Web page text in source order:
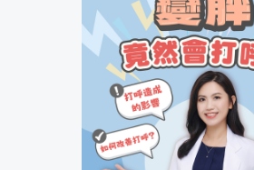
忍不住想大飽口福。 然而，美味的背
後往往伴隨著甜蜜的負擔。